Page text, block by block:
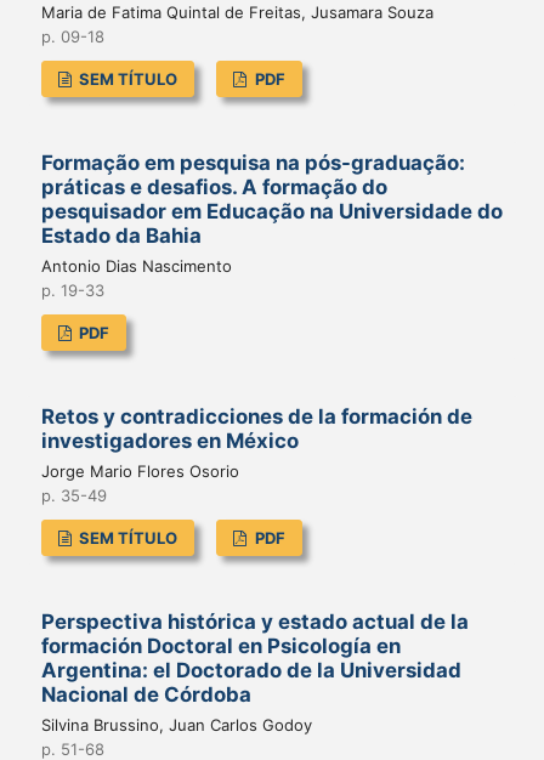
Maria de Fatima Quintal de Freitas, Jusamara Souza
p. 09-18
SEM TÍTULO PDF
Formação em pesquisa na pós-graduação:
práticas e desafios. A formação do
pesquisador em Educação na Universidade do
Estado da Bahia
Antonio Dias Nascimento
p. 19-33
PDF
Retos y contradicciones de la formación de
investigadores en México
Jorge Mario Flores Osorio
p. 35-49
SEM TÍTULO PDF
Perspectiva histórica y estado actual de la
formación Doctoral en Psicología en
Argentina: el Doctorado de la Universidad
Nacional de Córdoba
Silvina Brussino, Juan Carlos Godoy
p. 51-68